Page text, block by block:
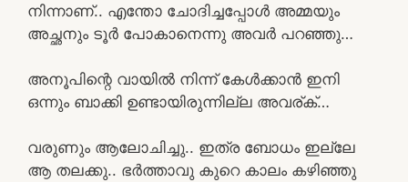
നിന്നാണ്.. എന്തോ ചോദിച്ചപ്പോൾ അമ്മയും
അച്ഛനും ടൂർ പോകാനെന്നു അവർ പറഞ്ഞു…
അനൂപിന്റെ വായിൽ നിന്ന് കേൾക്കാൻ ഇനി
ഒന്നും ബാക്കി ഉണ്ടായിരുന്നില്ല അവര്ക്…
വരുണും ആലോചിച്ചു.. ഇത്ര ബോധം ഇല്ലേ
ആ തലക്കു.. ഭർത്താവു കുറെ കാലം കഴിഞ്ഞു